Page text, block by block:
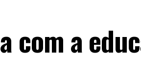
com a